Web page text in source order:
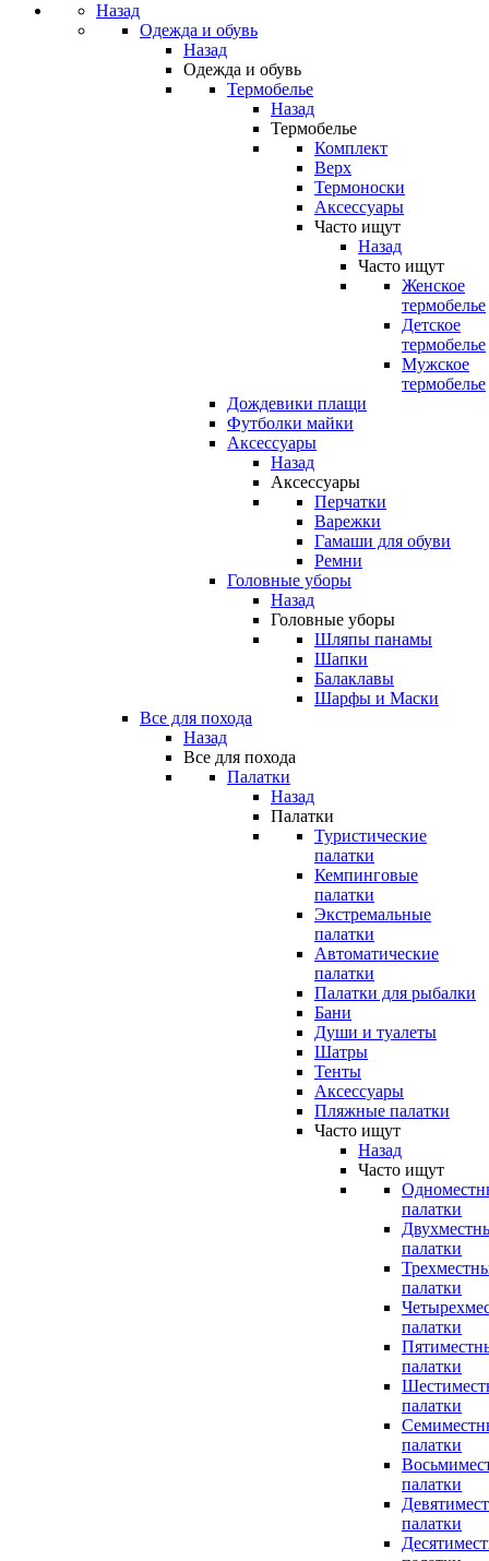
Назад
Одежда и обувь
Назад
Одежда и обувь
Термобелье
Назад
Термобелье
Комплект
Верх
Термоноски
Аксессуары
Часто ищут
Назад
Часто ищут
Женское
термобелье
Детское
термобелье
Мужское
термобелье
Дождевики плащи
Футболки майки
Аксессуары
Назад
Аксессуары
Перчатки
Варежки
Гамаши для обуви
Ремни
Головные уборы
Назад
Головные уборы
Шляпы панамы
Шапки
Балаклавы
Шарфы и Маски
Все для похода
Назад
Все для похода
Палатки
Назад
Палатки
Туристические
палатки
Кемпинговые
палатки
Экстремальные
палатки
Автоматические
палатки
Палатки для рыбалки
Бани
Души и туалеты
Шатры
Тенты
Аксессуары
Пляжные палатки
Часто ищут
Назад
Часто ищут
палатки
палатки
палатки
палатки
палатки
палатки
палатки
палатки
палатки